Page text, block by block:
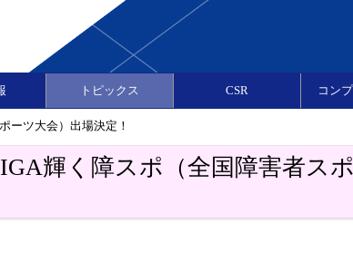
トピックス CSR コン
ーツ大会）出場決定！
輝く障スポ（全国障害者ス